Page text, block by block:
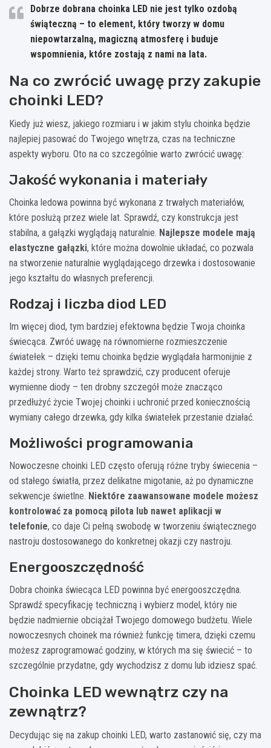
Dobrze dobrana choinka LED nie jest tylko ozdobą
świąteczną – to element, który tworzy w domu
niepowtarzalną, magiczną atmosferę i buduje
wspomnienia, które zostają z nami na lata.
Na co zwrócić uwagę przy zakupie
choinki LED?
Kiedy już wiesz, jakiego rozmiaru i w jakim stylu choinka będzie
najlepiej pasować do Twojego wnętrza, czas na techniczne
aspekty wyboru. Oto na co szczególnie warto zwrócić uwagę:
Jakość wykonania i materiały
Choinka ledowa powinna być wykonana z trwałych materiałów,
które posłużą przez wiele lat. Sprawdź, czy konstrukcja jest
stabilna, a gałązki wyglądają naturalnie. Najlepsze modele mają
elastyczne gałązki, które można dowolnie układać, co pozwala
na stworzenie naturalnie wyglądającego drzewka i dostosowanie
jego kształtu do własnych preferencji.
Rodzaj i liczba diod LED
Im więcej diod, tym bardziej efektowna będzie Twoja choinka
świecąca. Zwróć uwagę na równomierne rozmieszczenie
światełek – dzięki temu choinka będzie wyglądała harmonijnie z
każdej strony. Warto też sprawdzić, czy producent oferuje
wymienne diody – ten drobny szczegół może znacząco
przedłużyć życie Twojej choinki i uchronić przed koniecznością
wymiany całego drzewka, gdy kilka światełek przestanie działać.
Możliwości programowania
Nowoczesne choinki LED często oferują różne tryby świecenia –
od stałego światła, przez delikatne migotanie, aż po dynamiczne
sekwencje świetlne. Niektóre zaawansowane modele możesz
kontrolować za pomocą pilota lub nawet aplikacji w
telefonie, co daje Ci pełną swobodę w tworzeniu świątecznego
nastroju dostosowanego do konkretnej okazji czy nastroju.
Energooszczędność
Dobra choinka świecąca LED powinna być energooszczędna.
Sprawdź specyfikację techniczną i wybierz model, który nie
będzie nadmiernie obciążał Twojego domowego budżetu. Wiele
nowoczesnych choinek ma również funkcję timera, dzięki czemu
możesz zaprogramować godziny, w których ma się świecić – to
szczególnie przydatne, gdy wychodzisz z domu lub idziesz spać.
Choinka LED wewnątrz czy na
zewnątrz?
Decydując się na zakup choinki LED, warto zastanowić się, czy ma